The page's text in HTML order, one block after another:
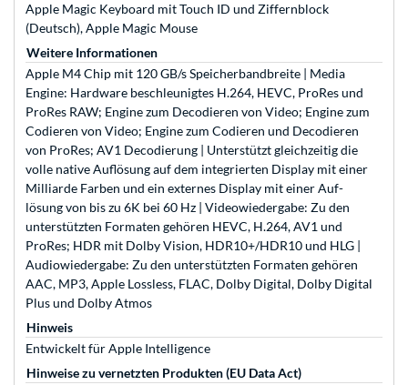
Apple Magic Keyboard mit Touch ID und Ziffernblock
(Deutsch), Apple Magic Mouse
Weitere Informationen
Apple M4 Chip mit 120 GB/s Speicher­bandbreite | Media
Engine: Hard­ware be­schleunigtes H.264, HEVC, ProRes und
ProRes RAW; Engine zum Decodieren von Video; Engine zum
Codieren von Video; Engine zum Codieren und Decodieren
von ProRes; AV1 Decodierung | Unterstützt gleich­zeitig die
volle native Auf­lösung auf dem inte­grierten Dis­play mit einer
Milliarde Farben und ein externes Dis­play mit einer Auf­
lösung von bis zu 6K bei 60 Hz | Video­wiedergabe: Zu den
unter­stützten Formaten gehören HEVC, H.264, AV1 und
ProRes; HDR mit Dolby Vision, HDR10+/HDR10 und HLG |
Audio­wiedergabe: Zu den unter­stützten Formaten gehören
AAC, MP3, Apple Lossless, FLAC, Dolby Digital, Dolby Digital
Plus und Dolby Atmos
Hinweis
Entwickelt für Apple Intelligence
Hinweise zu vernetzten Produkten (EU Data Act)